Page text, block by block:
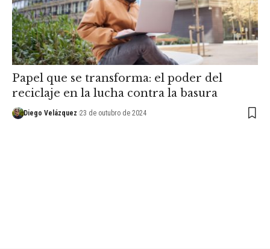
Papel que se transforma: el poder del
reciclaje en la lucha contra la basura
Diego Velázquez 23 de outubro de 2024